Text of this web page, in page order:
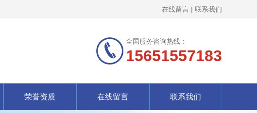
在线留言 | 联系我们
全国服务咨询热线：
15651557183
荣誉资质 在线留言 联系我们